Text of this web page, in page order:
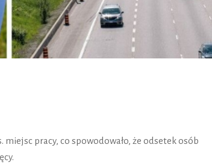
pracy, co spowodowało, że odsetek osób